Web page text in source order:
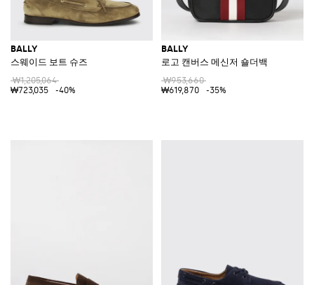
BALLY
스웨이드 보트 슈즈
₩1,205,064
₩723,035
-40%
BALLY
로고 캔버스 메신저 숄더백
₩953,660
₩619,870
-35%